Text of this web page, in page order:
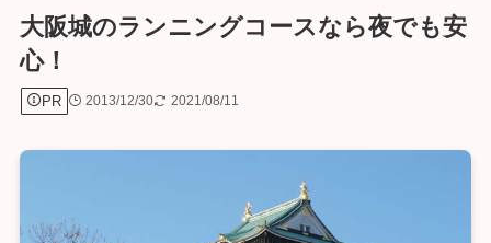
大阪城のランニングコースなら夜でも安
心！
PR 2013/12/30 2021/08/11